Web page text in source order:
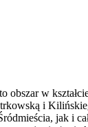
obszar w
i
jak i